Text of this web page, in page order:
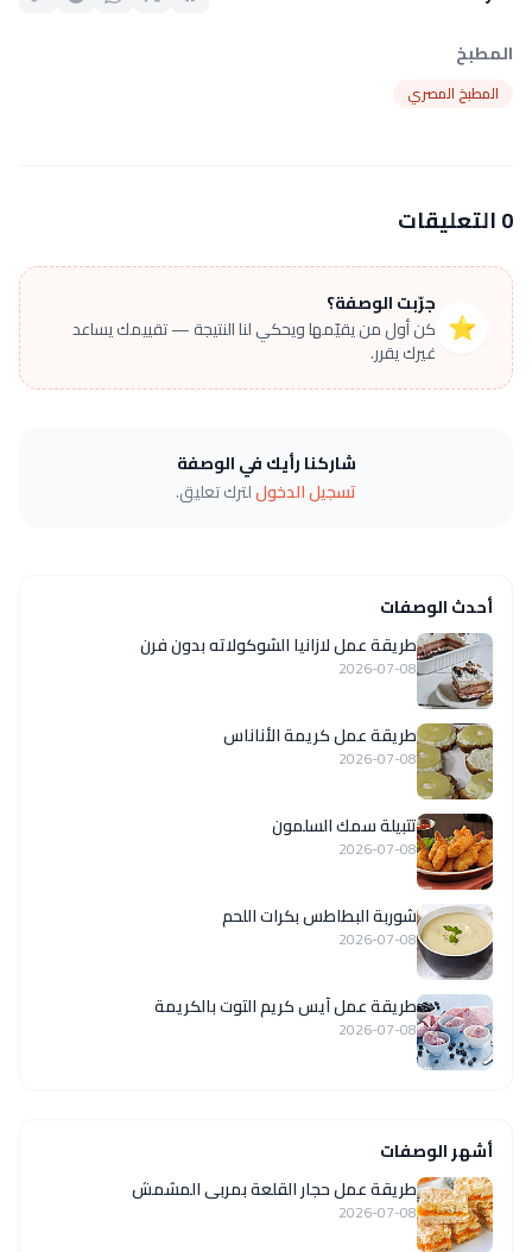
المطبخ
المطبخ المصري
0 التعليقات
⭐
جرّبت الوصفة؟
كن أول من يقيّمها ويحكي لنا النتيجة — تقييمك يساعد
غيرك يقرر.
شاركنا رأيك في الوصفة
تسجيل الدخوللترك تعليق.
أحدث الوصفات
طريقة عمل لازانيا الشوكولاته بدون فرن
2026-07-08
طريقة عمل كريمة الأناناس
2026-07-08
تتبيلة سمك السلمون
2026-07-08
شوربة البطاطس بكرات اللحم
2026-07-08
طريقة عمل آيس كريم التوت بالكريمة
2026-07-08
أشهر الوصفات
طريقة عمل حجار القلعة بمربى المشمش
2026-07-08